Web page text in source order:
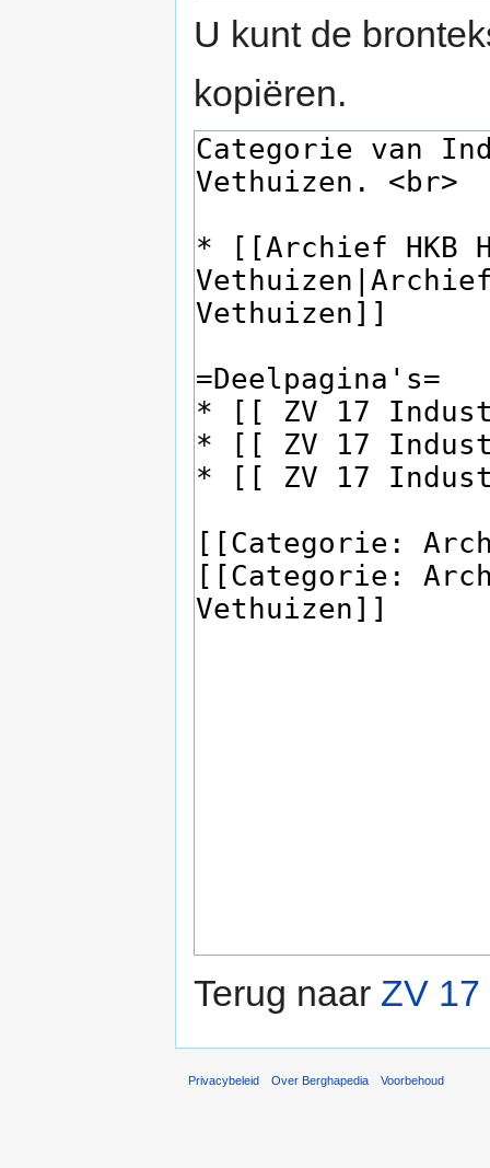
U kunt de
kopiëren.
Terug naar ZV 17
Privacybeleid Over Berghapedia Voorbehoud